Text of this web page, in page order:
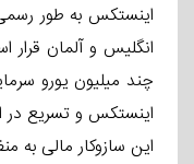
اینستکس به طور رسمی
انگلیس و آلمان قرار
چند میلیون یورو
اینستکس و تسریع در
این سازوکار مالی به